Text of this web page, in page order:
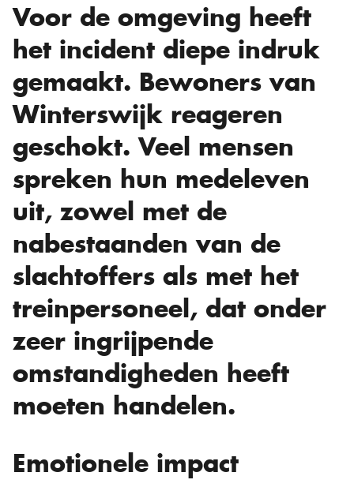
Voor de omgeving heeft
het incident diepe indruk
gemaakt. Bewoners van
Winterswijk reageren
geschokt. Veel mensen
spreken hun medeleven
uit, zowel met de
nabestaanden van de
slachtoffers als met het
treinpersoneel, dat onder
zeer ingrijpende
omstandigheden heeft
moeten handelen.
Emotionele impact